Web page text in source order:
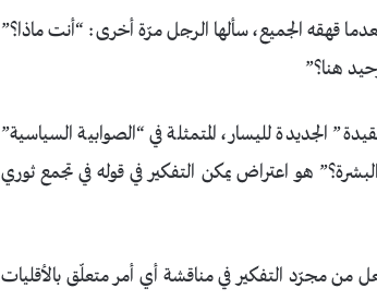
قهقه الجميع، سألها الرجل مرّة أخرى: “أنت ماذا؟”
هنا؟”
الجديدة لليسار، المتمثلة في “الصوابية السياسية”
هو اعتراض يمكن التفكير في قوله في تجمع ثوري
من مجرّد التفكير في مناقشة أي أمر متعلّق بالأقليات